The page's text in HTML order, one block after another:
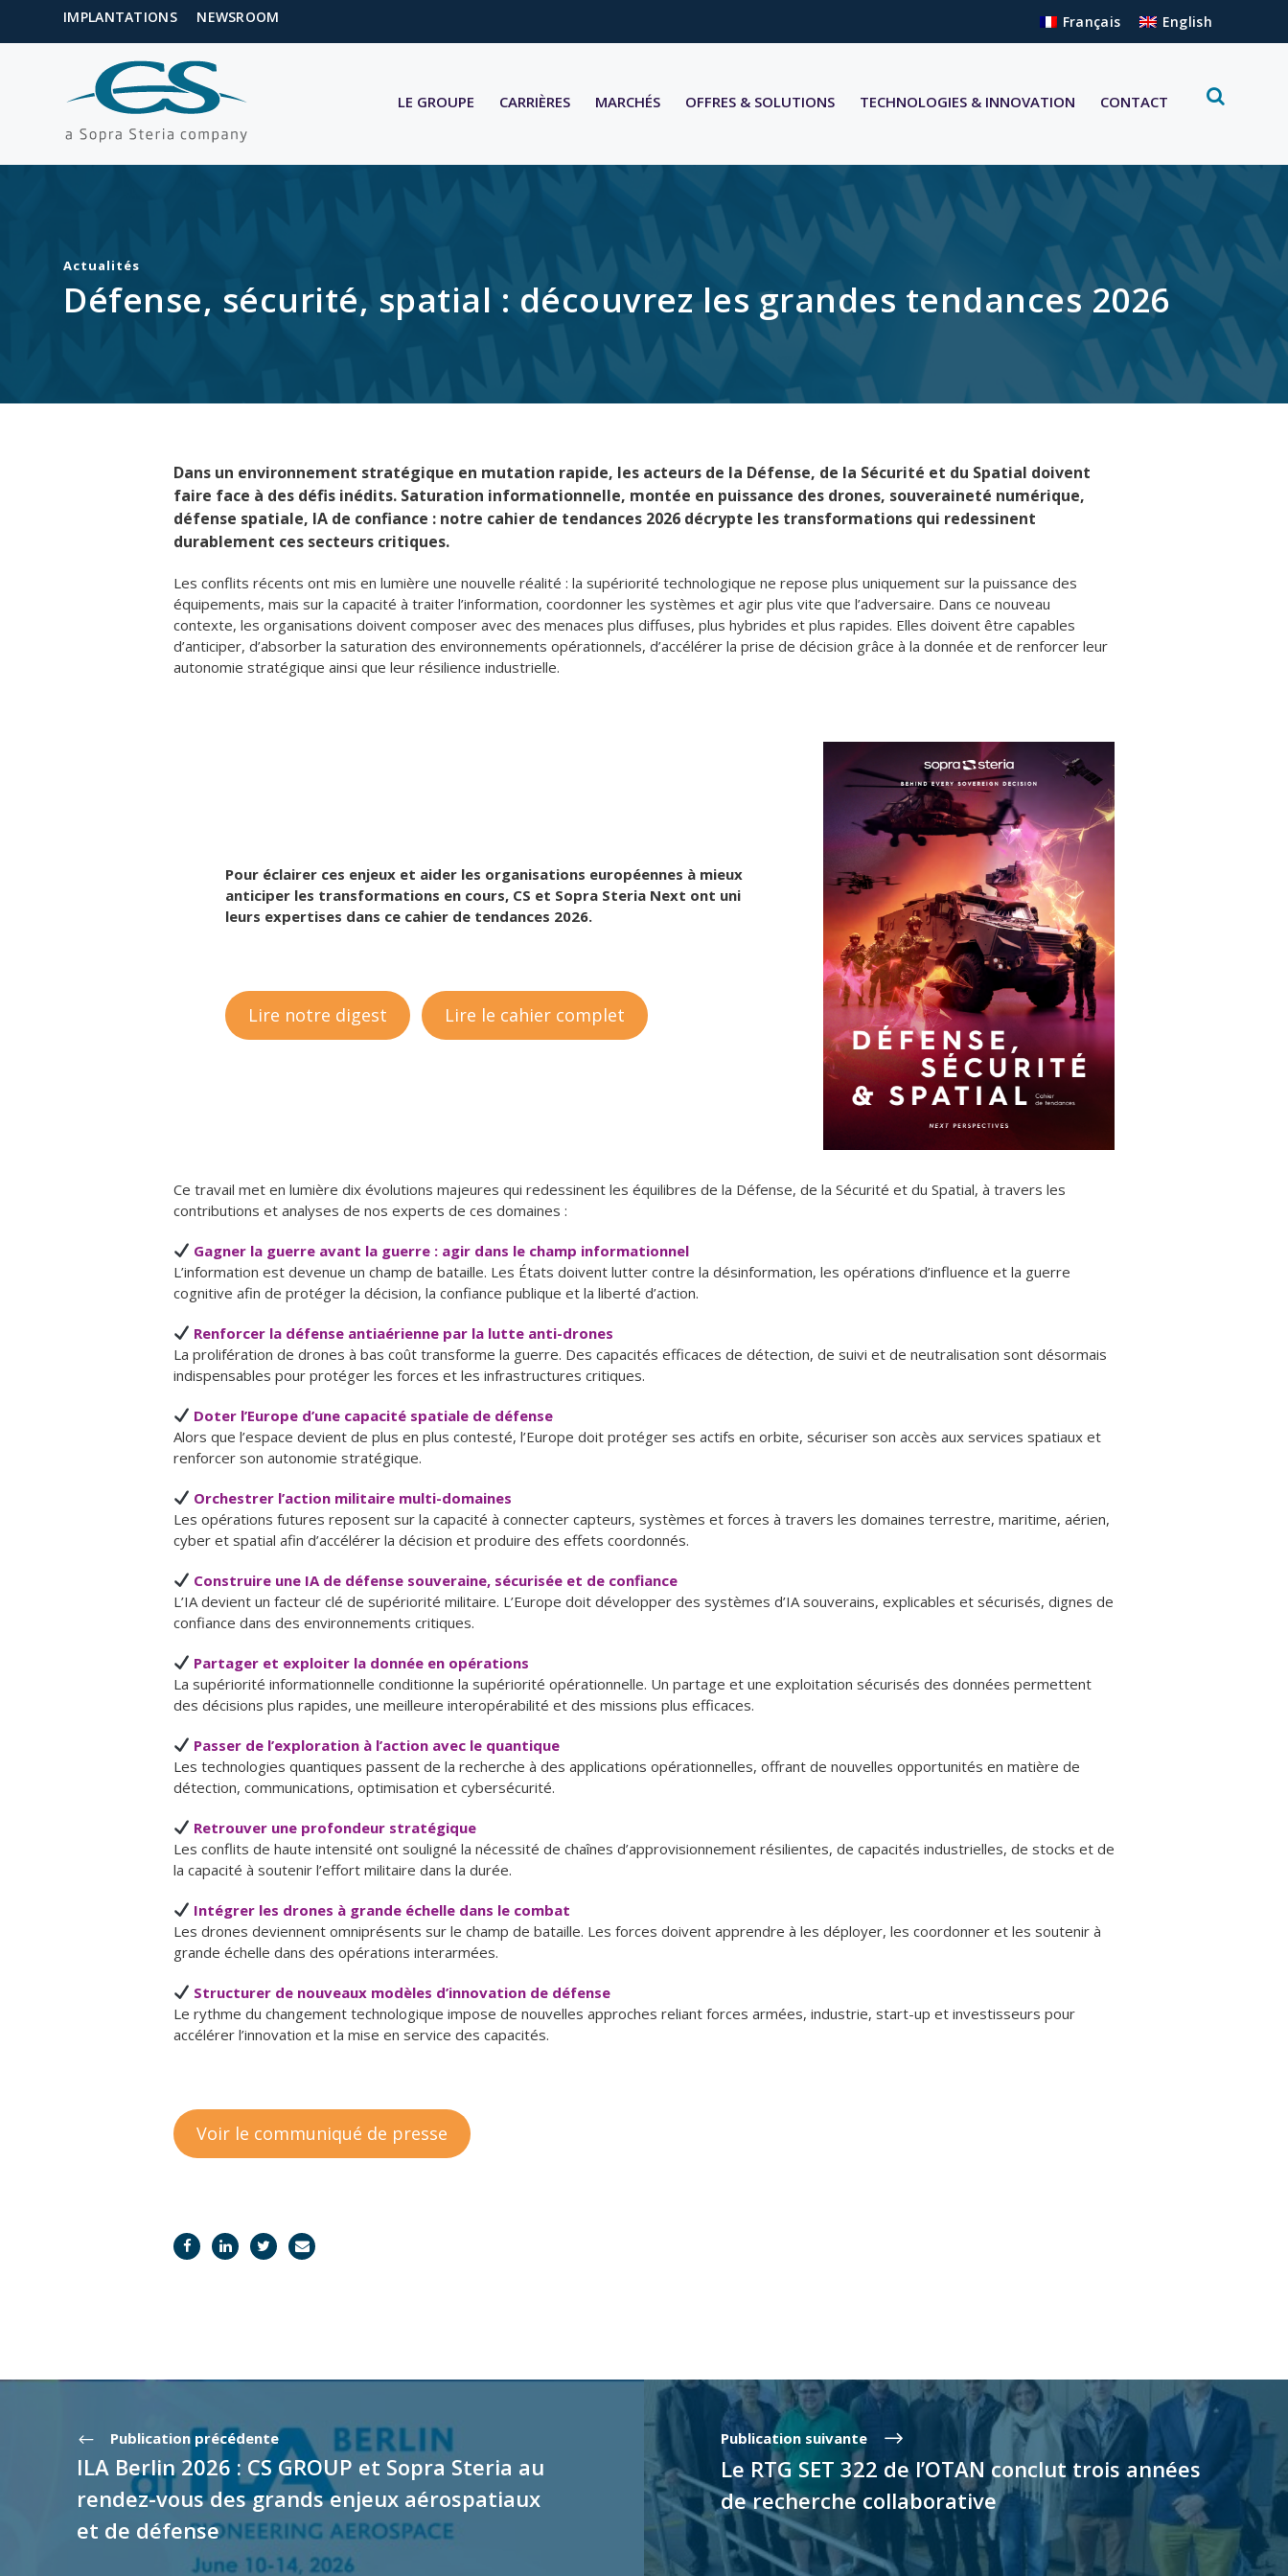
IMPLANTATIONS NEWSROOM Français English
LE GROUPE CARRIÈRES MARCHÉS OFFRES & SOLUTIONS TECHNOLOGIES & INNOVATION CONTACT
Actualités
Défense, sécurité, spatial : découvrez les grandes tendances 2026
Dans un environnement stratégique en mutation rapide, les acteurs de la Défense, de la Sécurité et du Spatial doivent
faire face à des défis inédits. Saturation informationnelle, montée en puissance des drones, souveraineté numérique,
défense spatiale, IA de confiance : notre cahier de tendances 2026 décrypte les transformations qui redessinent
durablement ces secteurs critiques.
Les conflits récents ont mis en lumière une nouvelle réalité : la supériorité technologique ne repose plus uniquement sur la puissance des
équipements, mais sur la capacité à traiter l’information, coordonner les systèmes et agir plus vite que l’adversaire. Dans ce nouveau
contexte, les organisations doivent composer avec des menaces plus diffuses, plus hybrides et plus rapides. Elles doivent être capables
d’anticiper, d’absorber la saturation des environnements opérationnels, d’accélérer la prise de décision grâce à la donnée et de renforcer leur
autonomie stratégique ainsi que leur résilience industrielle.
Pour éclairer ces enjeux et aider les organisations européennes à mieux
anticiper les transformations en cours, CS et Sopra Steria Next ont uni
leurs expertises dans ce cahier de tendances 2026.
Lire notre digest Lire le cahier complet
Ce travail met en lumière dix évolutions majeures qui redessinent les équilibres de la Défense, de la Sécurité et du Spatial, à travers les
contributions et analyses de nos experts de ces domaines :
Gagner la guerre avant la guerre : agir dans le champ informationnel
L’information est devenue un champ de bataille. Les États doivent lutter contre la désinformation, les opérations d’influence et la guerre
cognitive afin de protéger la décision, la confiance publique et la liberté d’action.
Renforcer la défense antiaérienne par la lutte anti-drones
La prolifération de drones à bas coût transforme la guerre. Des capacités efficaces de détection, de suivi et de neutralisation sont désormais
indispensables pour protéger les forces et les infrastructures critiques.
Doter l’Europe d’une capacité spatiale de défense
Alors que l’espace devient de plus en plus contesté, l’Europe doit protéger ses actifs en orbite, sécuriser son accès aux services spatiaux et
renforcer son autonomie stratégique.
Orchestrer l’action militaire multi-domaines
Les opérations futures reposent sur la capacité à connecter capteurs, systèmes et forces à travers les domaines terrestre, maritime, aérien,
cyber et spatial afin d’accélérer la décision et produire des effets coordonnés.
Construire une IA de défense souveraine, sécurisée et de confiance
L’IA devient un facteur clé de supériorité militaire. L’Europe doit développer des systèmes d’IA souverains, explicables et sécurisés, dignes de
confiance dans des environnements critiques.
Partager et exploiter la donnée en opérations
La supériorité informationnelle conditionne la supériorité opérationnelle. Un partage et une exploitation sécurisés des données permettent
des décisions plus rapides, une meilleure interopérabilité et des missions plus efficaces.
Passer de l’exploration à l’action avec le quantique
Les technologies quantiques passent de la recherche à des applications opérationnelles, offrant de nouvelles opportunités en matière de
détection, communications, optimisation et cybersécurité.
Retrouver une profondeur stratégique
Les conflits de haute intensité ont souligné la nécessité de chaînes d’approvisionnement résilientes, de capacités industrielles, de stocks et de
la capacité à soutenir l’effort militaire dans la durée.
Intégrer les drones à grande échelle dans le combat
Les drones deviennent omniprésents sur le champ de bataille. Les forces doivent apprendre à les déployer, les coordonner et les soutenir à
grande échelle dans des opérations interarmées.
Structurer de nouveaux modèles d’innovation de défense
Le rythme du changement technologique impose de nouvelles approches reliant forces armées, industrie, start-up et investisseurs pour
accélérer l’innovation et la mise en service des capacités.
Voir le communiqué de presse
Publication précédente
ILA Berlin 2026 : CS GROUP et Sopra Steria au
rendez-vous des grands enjeux aérospatiaux
et de défense
Publication suivante
Le RTG SET 322 de l’OTAN conclut trois années
de recherche collaborative